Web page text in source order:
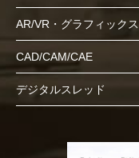
AR/VR・グラフィックス
CAD/CAM/CAE
デジタルスレッド